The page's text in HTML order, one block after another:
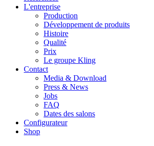
L'entreprise
Production
Développement de produits
Histoire
Qualité
Prix
Le groupe Kling
Contact
Media & Download
Press & News
Jobs
FAQ
Dates des salons
Configurateur
Shop